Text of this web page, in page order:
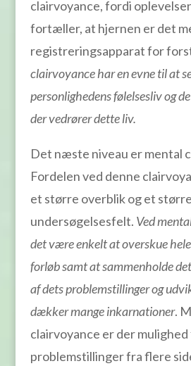
clairvoyance, fordi
fortæller, at hjernen er det
registreringsapparat for
clairvoyance har en evne til at
personlighedens følelsesliv og
der vedrører dette liv.
Det næste niveau er mental
Fordelen ved denne
et større overblik og et større
undersøgelsesfelt. Ved
det være enkelt at overskue
forløb samt at sammenholde
af dets problemstillinger og
dækker mange inkarnationer.
clairvoyance er der mulighed
problemstillinger fra flere